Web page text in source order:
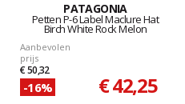
PATAGONIA
Petten P-6 Label Maclure Hat
Birch White Rock Melon
Aanbevolen
prijs
€ 50,32
-16% € 42,25